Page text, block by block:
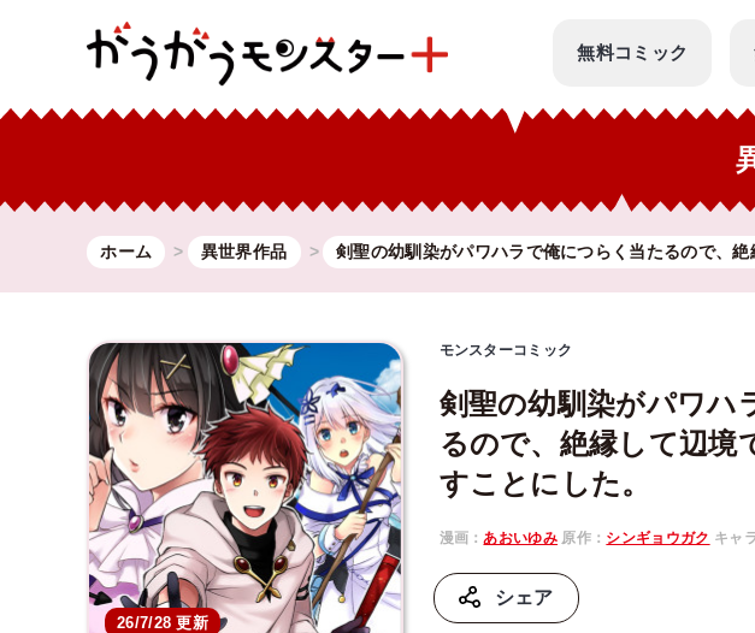
無料コミック
ホーム 異世界作品 剣聖の幼馴染がパワハラで俺につらく当たるので、
26/7/28 更新
モンスターコミック
剣聖の幼馴染がパワハ
るので、絶縁して辺境
すことにした。
漫画： あおいゆみ 原作： シンギョウガク キャ
シェア